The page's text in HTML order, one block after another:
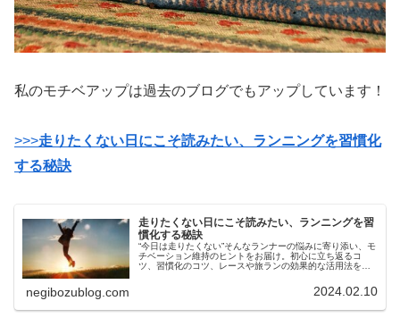
私のモチベアップは過去のブログでもアップしています！
>>>走りたくない日にこそ読みたい、ランニングを習慣化
する秘訣
走りたくない日にこそ読みたい、ランニングを習
慣化する秘訣
“今日は走りたくない”そんなランナーの悩みに寄り添い、モ
チベーション維持のヒントをお届け。初心に立ち返るコ
ツ、習慣化のコツ、レースや旅ランの効果的な活用法を紹
negibozublog.com 2024.02.10